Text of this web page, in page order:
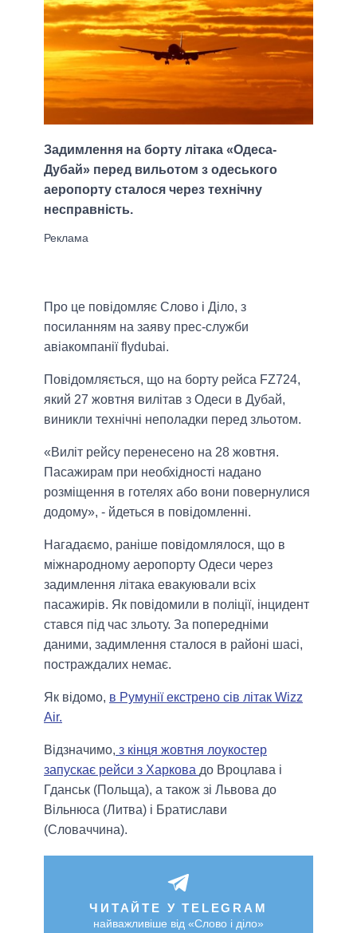
Задимлення на борту літака «Одеса-
Дубай» перед вильотом з одеського
аеропорту сталося через технічну
несправність.
Про це повідомляє Слово і Діло, з
посиланням на заяву прес-служби
авіакомпанії flydubai.
Повідомляється, що на борту рейса FZ724,
який 27 жовтня вилітав з Одеси в Дубай,
виникли технічні неполадки перед зльотом.
«Виліт рейсу перенесено на 28 жовтня.
Пасажирам при необхідності надано
розміщення в готелях або вони повернулися
додому», - йдеться в повідомленні.
Нагадаємо, раніше повідомлялося, що в
міжнародному аеропорту Одеси через
задимлення літака евакуювали всіх
пасажирів. Як повідомили в поліції, інцидент
стався під час зльоту. За попередніми
даними, задимлення сталося в районі шасі,
постраждалих немає.
Як відомо, в Румунії екстрено сів літак Wizz
Air.
Відзначимо, з кінця жовтня лоукостер
запускає рейси з Харкова до Вроцлава і
Гданськ (Польща), а також зі Львова до
Вільнюса (Литва) і Братислави
(Словаччина).
ЧИТАЙТЕ У TELEGRAM
найважливіше від «Слово і діло»